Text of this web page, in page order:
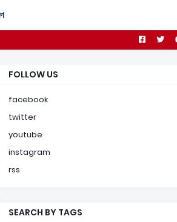
FOLLOW US
facebook
twitter
youtube
instagram
rss
SEARCH BY TAGS